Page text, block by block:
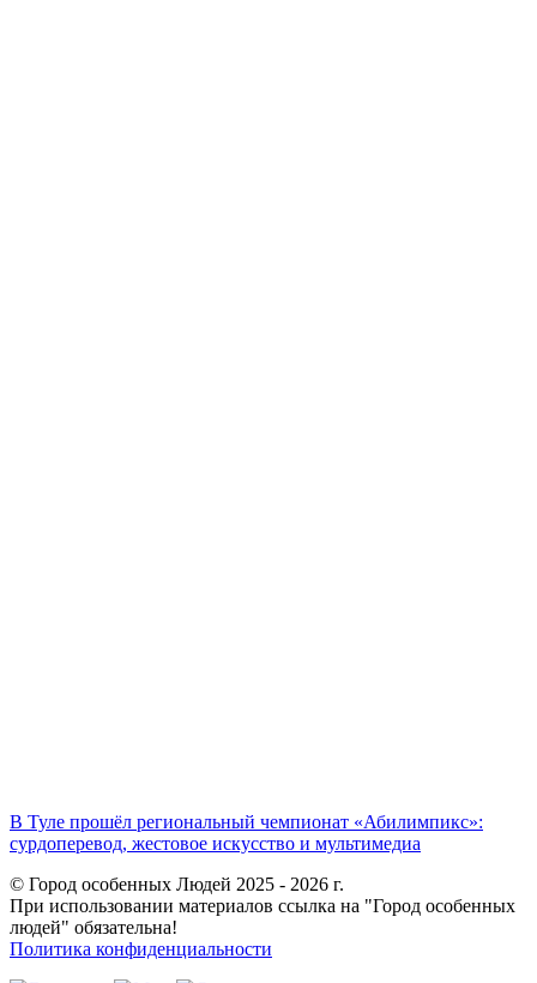
В Туле прошёл региональный чемпионат «Абилимпикс»:
сурдоперевод, жестовое искусство и мультимедиа
© Город особенных Людей 2025 - 2026 г.
При использовании материалов ссылка на "Город особенных
людей" обязательна!
Политика конфиденциальности